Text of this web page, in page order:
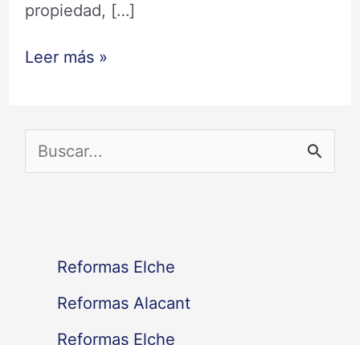
propiedad, […]
Leer más »
Reformas Elche
Reformas Alacant
Reformas Elche